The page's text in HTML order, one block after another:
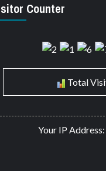
Counter
Total
Your IP